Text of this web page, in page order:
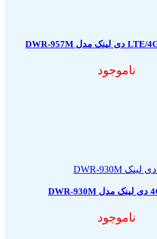
ناموجود
ناموجود